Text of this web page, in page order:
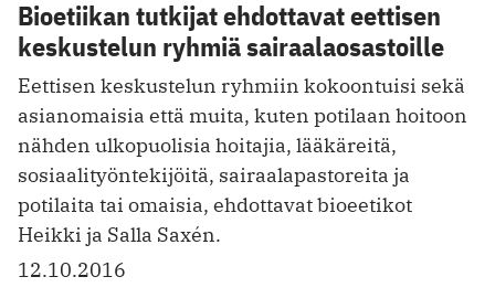
Bioetiikan tutkijat ehdottavat eettisen
keskustelun ryhmiä sairaalaosastoille
Eettisen keskustelun ryhmiin kokoontuisi sekä
asianomaisia että muita, kuten potilaan hoitoon
nähden ulkopuolisia hoitajia, lääkäreitä,
sosiaalityöntekijöitä, sairaalapastoreita ja
potilaita tai omaisia, ehdottavat bioeetikot
Heikki ja Salla Saxén.
12.10.2016